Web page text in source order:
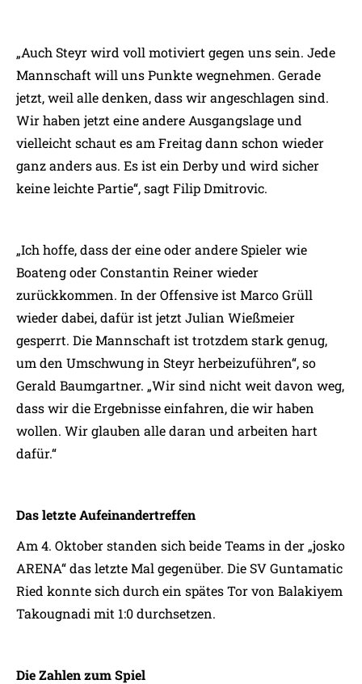
„Auch Steyr wird voll motiviert gegen uns sein. Jede
Mannschaft will uns Punkte wegnehmen. Gerade
jetzt, weil alle denken, dass wir angeschlagen sind.
Wir haben jetzt eine andere Ausgangslage und
vielleicht schaut es am Freitag dann schon wieder
ganz anders aus. Es ist ein Derby und wird sicher
keine leichte Partie“, sagt Filip Dmitrovic.
„Ich hoffe, dass der eine oder andere Spieler wie
Boateng oder Constantin Reiner wieder
zurückkommen. In der Offensive ist Marco Grüll
wieder dabei, dafür ist jetzt Julian Wießmeier
gesperrt. Die Mannschaft ist trotzdem stark genug,
um den Umschwung in Steyr herbeizuführen“, so
Gerald Baumgartner. „Wir sind nicht weit davon weg,
dass wir die Ergebnisse einfahren, die wir haben
wollen. Wir glauben alle daran und arbeiten hart
dafür.“
Das letzte Aufeinandertreffen
Am 4. Oktober standen sich beide Teams in der „josko
ARENA“ das letzte Mal gegenüber. Die SV Guntamatic
Ried konnte sich durch ein spätes Tor von Balakiyem
Takougnadi mit 1:0 durchsetzen.
Die Zahlen zum Spiel